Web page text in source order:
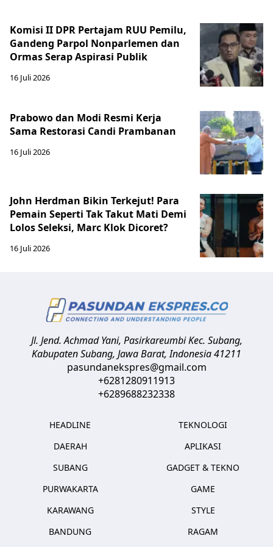
Komisi II DPR Pertajam RUU Pemilu,
Gandeng Parpol Nonparlemen dan
Ormas Serap Aspirasi Publik
16 Juli 2026
Prabowo dan Modi Resmi Kerja
Sama Restorasi Candi Prambanan
16 Juli 2026
John Herdman Bikin Terkejut! Para
Pemain Seperti Tak Takut Mati Demi
Lolos Seleksi, Marc Klok Dicoret?
16 Juli 2026
Jl. Jend. Achmad Yani, Pasirkareumbi Kec. Subang,
Kabupaten Subang, Jawa Barat,Indonesia41211
pasundanekspres@gmail.com
+6281280911913
+6289688232338
HEADLINE
DAERAH
SUBANG
PURWAKARTA
KARAWANG
BANDUNG
TEKNOLOGI
APLIKASI
GADGET & TEKNO
GAME
STYLE
RAGAM